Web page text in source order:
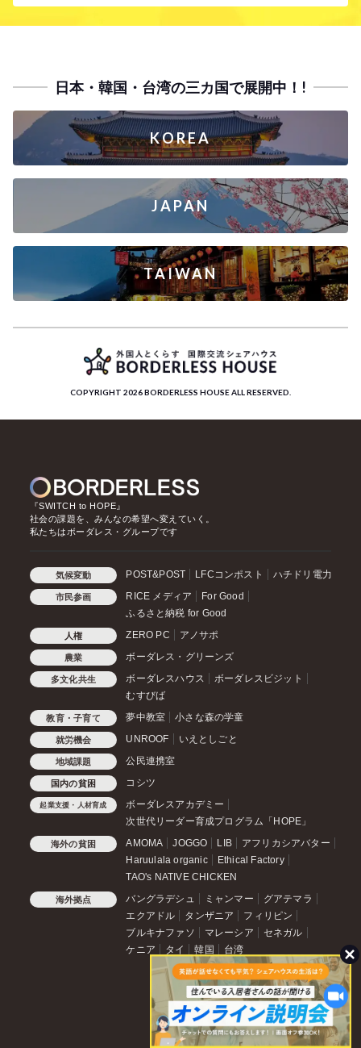
日本・韓国・台湾の三カ国で展開中！!
KOREA
JAPAN
TAIWAN
COPYRIGHT 2026 BORDERLESS HOUSE ALL RESERVED.
『SWITCH to HOPE』
社会の課題を、みんなの希望へ変えていく。
私たちはボーダレス・グループです
気候変動 POST&POST LFCコンポスト ハチドリ電力
市民参画 RICE メディア
For Good
ふるさと納税 for Good
人権 ZERO PC アノサポ
農業 ボーダレス・グリーンズ
多文化共生 ボーダレスハウス
ボーダレスビジット
むすびば
教育・子育て 夢中教室 小さな森の学童
就労機会 UNROOF いえとしごと
地域課題 公民連携室
国内の貧困 コシツ
起業支援・人材育成
ボーダレスアカデミー
次世代リーダー育成プログラム「HOPE」
海外の貧困 AMOMA JOGGO LIB
アフリカシアバター
Haruulala organic
Ethical Factory
TAO's NATIVE CHICKEN
海外拠点 バングラデシュ ミャンマー
グアテマラ
エクアドル
タンザニア
フィリピン
ブルキナファソ
マレーシア
セネガル
ケニア
タイ 韓国 台湾